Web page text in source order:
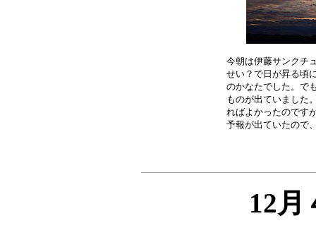
今朝は伊藤サンクチ
せい？で日が昇る頃
のかなたでした。で
ものが出ていました
ればよかったのです
12月